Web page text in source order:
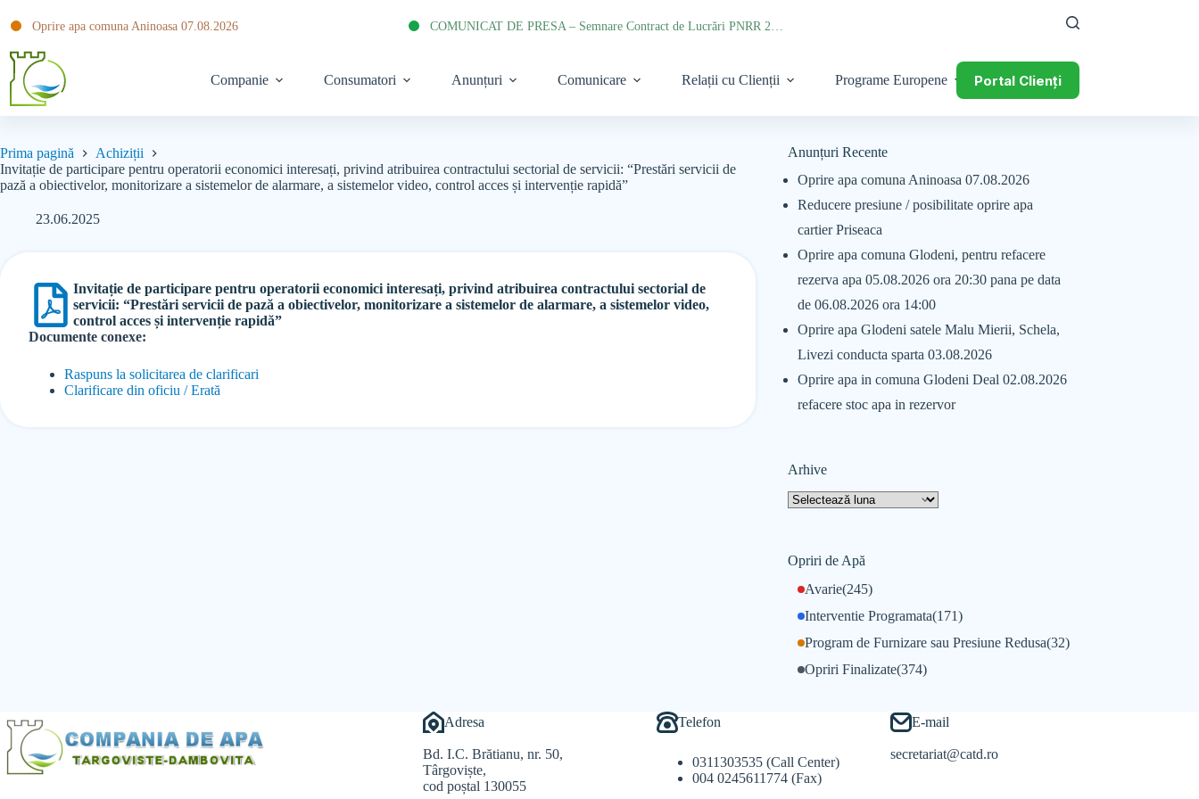
Oprire apa comuna Aninoasa 07.08.2026
Companie Consumatori Anunțuri Comunicare Relații cu Clienții Programe Europene Portal Clienți
Prima pagină
Achiziții
Invitație de participare pentru operatorii economici interesați, privind atribuirea contractului sectorial de servicii: “Prestări servicii de
pază a obiectivelor, monitorizare a sistemelor de alarmare, a sistemelor video, control acces și intervenție rapidă”
23.06.2025
Invitație de participare pentru operatorii economici interesați, privind atribuirea contractului sectorial de
servicii: “Prestări servicii de pază a obiectivelor, monitorizare a sistemelor de alarmare, a sistemelor video,
control acces și intervenție rapidă”
Documente conexe:
Raspuns la solicitarea de clarificari
Clarificare din oficiu / Erată
Anunțuri Recente
Oprire apa comuna Aninoasa 07.08.2026
Reducere presiune / posibilitate oprire apa
cartier Priseaca
Oprire apa comuna Glodeni, pentru refacere
rezerva apa 05.08.2026 ora 20:30 pana pe data
de 06.08.2026 ora 14:00
Oprire apa Glodeni satele Malu Mierii, Schela,
Livezi conducta sparta 03.08.2026
Oprire apa in comuna Glodeni Deal 02.08.2026
refacere stoc apa in rezervor
Arhive
Opriri de Apă
Avarie(245)
Interventie Programata(171)
Opriri Finalizate(374)
Program de Furnizare sau Presiune Redusa(32)
Adresa
Bd. I.C. Brătianu, nr. 50,
Târgoviște,
cod poștal 130055
Telefon
0311303535 (Call Center)
004 0245611774 (Fax)
E-mail
secretariat@catd.ro